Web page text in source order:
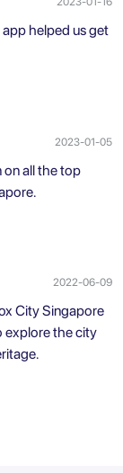
helped us get
2023-01-05
all the top
2022-06-09
City Singapore
explore the city